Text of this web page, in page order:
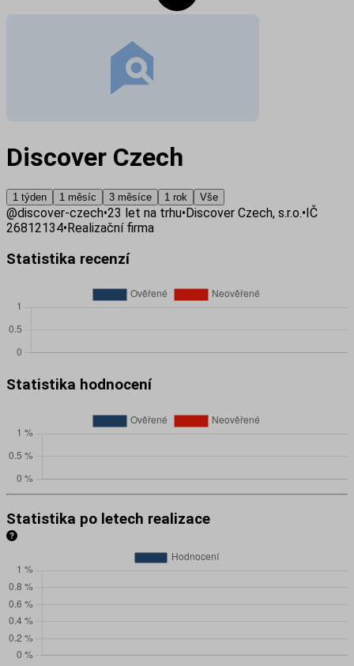
Discover Czech
1 týden 1 měsíc 3 měsíce 1 rok Vše
@discover-czech•23 let na trhu•Discover Czech, s.r.o.•IČ
26812134•Realizační firma
Statistika recenzí
Statistika hodnocení
Statistika po letech realizace